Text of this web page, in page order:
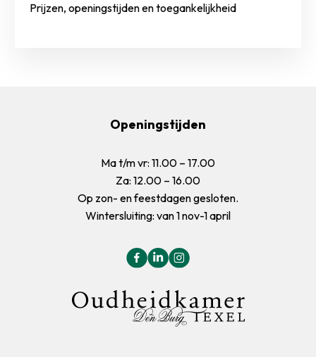
Prijzen, openingstijden en toegankelijkheid
Openingstijden
Ma t/m vr: 11.00 – 17.00
Za: 12.00 – 16.00
Op zon- en feestdagen gesloten.
Wintersluiting: van 1 nov-1 april